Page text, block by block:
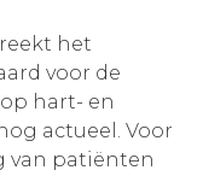
het
voor de
hart- en
actueel. Voor
van patiënten